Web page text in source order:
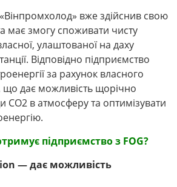
вже здійснив свою
має змогу споживати чисту
улаштованої на даху
Відповідно підприємство
за рахунок власного
що дає можливість щорічно
СО2 в атмосферу та оптимізувати
підприємство з FOG?
— дає можливість